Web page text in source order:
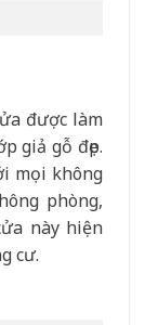
được làm
giả gỗ đẹp.
mọi không
phòng,
này hiện
cư.